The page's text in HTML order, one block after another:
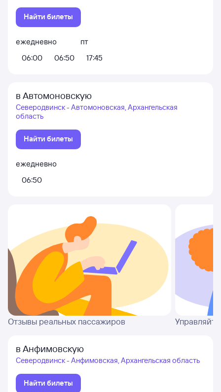
Найти билеты
ежедневно
06:00
06:50
пт
17:45
в Автомоновскую
Северодвинск - Автомоновская, Архангельская
область
Найти билеты
ежедневно
06:50
Отзывы реальных пассажиров
в Анфимовскую
Северодвинск - Анфимовская, Архангельская область
Найти билеты